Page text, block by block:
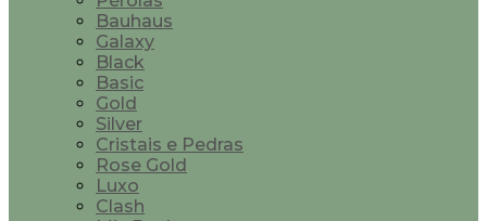
Bauhaus
Galaxy
Black
Basic
Gold
Silver
Cristais e Pedras
Rose Gold
Luxo
Clash